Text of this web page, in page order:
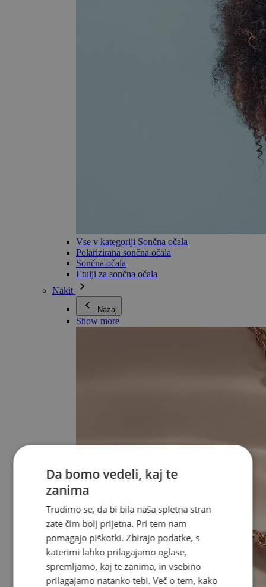
Vse v kategoriji Sončna očala
Polarizirana sončna očala
Sončna očala
Etuiji za sončna očala
Nakit
Nazaj
Show more
Da bomo vedeli, kaj te
zanima
Trudimo se, da bi bila naša spletna stran
zate čim bolj prijetna. Pri tem nam
pomagajo piškotki. Zbirajo podatke, s
katerimi lahko prilagajamo oglase,
spremljamo, kaj te zanima, in vsebino
prilagajamo natanko tebi. Več o tem, kako